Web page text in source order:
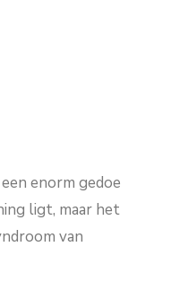
enorm gedoe
ligt, maar het
van